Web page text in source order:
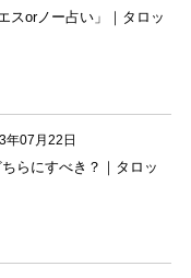
スorノー占い」｜タロッ
年07月22日
ちらにすべき？｜タロッ